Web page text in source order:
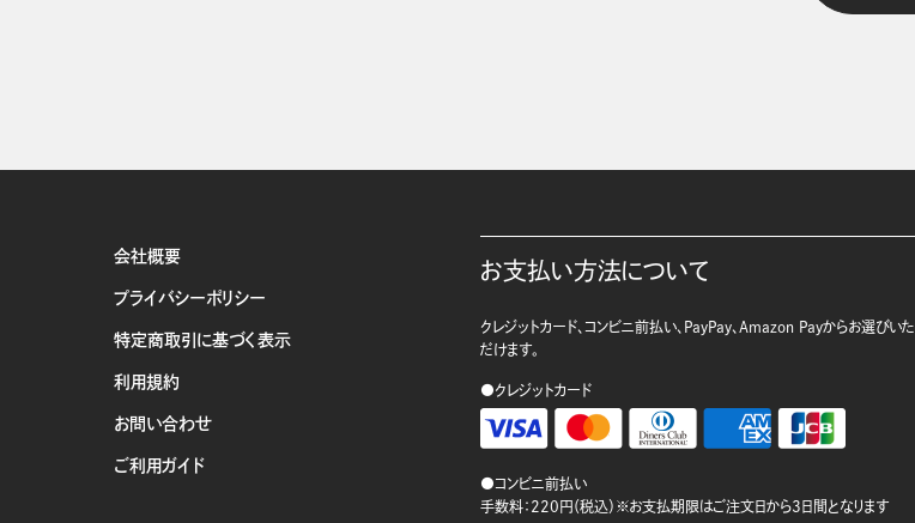
会社概要
プライバシーポリシー
特定商取引に基づく表示
利用規約
お問い合わせ
ご利用ガイド
お支払い方法について
クレジットカード、コンビニ前払い、PayPay、Amazon Payからお選びいた
だけます。
●クレジットカード
●コンビニ前払い
手数料：220円（税込）※お支払期限はご注文日から3日間となります